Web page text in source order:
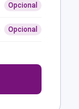
Opcional
Opcional